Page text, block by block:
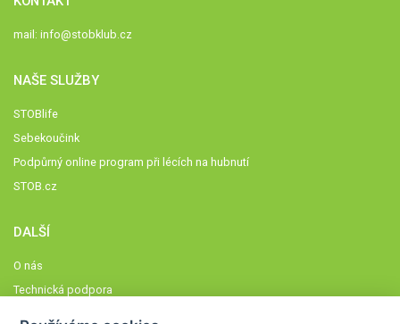
mail: info@stobklub.cz
NAŠE SLUŽBY
STOBlife
Sebekoučink
Podpůrný online program při lécích na hubnutí
STOB.cz
DALŠÍ
O nás
Technická podpora